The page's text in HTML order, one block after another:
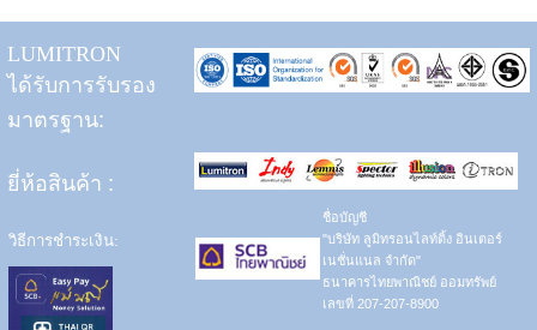
LUMITRON
ได้รับการรับรอง
มาตรฐาน:
ยี่ห้อสินค้า :
วิธีการชำระเงิน:
ชื่อบัญชี
"บริษัท ลูมิทรอนไลท์ติ้ง อินเตอร์
เนชั่นแนล จำกัด"
ธนาคารไทยพาณิชย์ ออมทรัพย์
เลขที่ 207-207-8900